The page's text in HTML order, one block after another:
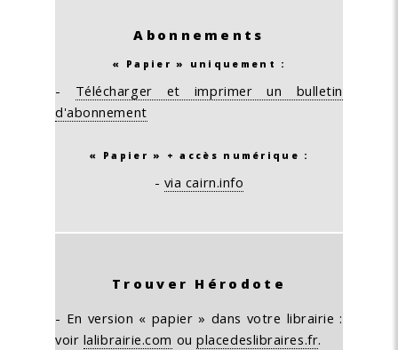
Abonnements
« Papier » uniquement :
- Télécharger et imprimer un bulletin
d'abonnement
« Papier » + accès numérique :
- via cairn.info
Trouver Hérodote
- En version « papier » dans votre librairie :
voir lalibrairie.com ouplacedeslibraires.fr.